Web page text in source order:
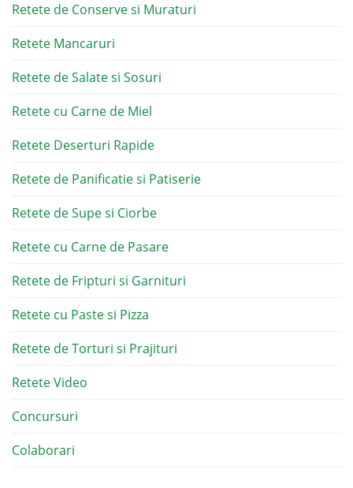
Retete de Conserve si Muraturi
Retete Mancaruri
Retete de Salate si Sosuri
Retete cu Carne de Miel
Retete Deserturi Rapide
Retete de Panificatie si Patiserie
Retete de Supe si Ciorbe
Retete cu Carne de Pasare
Retete de Fripturi si Garnituri
Retete cu Paste si Pizza
Retete de Torturi si Prajituri
Retete Video
Concursuri
Colaborari